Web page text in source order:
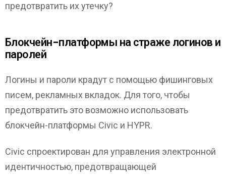
предотвратить их утечку?
Блокчейн-платформы на страже логинов и
паролей
Логины и пароли крадут с помощью фишинговых
писем, рекламных вкладок. Для того, чтобы
предотвратить это возможно использовать
блокчейн-платформы Civic и HYPR.
Civic спроектирован для управления электронной
идентичностью, предотвращающей